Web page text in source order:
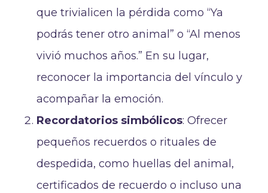
que trivialicen la pérdida como “Ya
podrás tener otro animal” o “Al menos
vivió muchos años.” En su lugar,
reconocer la importancia del vínculo y
acompañar la emoción.
Recordatorios simbólicos: Ofrecer
pequeños recuerdos o rituales de
despedida, como huellas del animal,
certificados de recuerdo o incluso una